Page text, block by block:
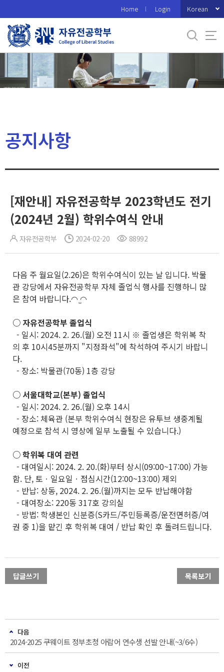
로
메
Home Login Korean
공지사항
[재안내] 자유전공학부 2023학년도 전기
(2024년 2월) 학위수여식 안내
자유전공학부 2024-02-20 88992
다음 주 월요일(2.26)은 학위수여식이 있는 날 입니다. 박물
관 강당에서 자유전공학부 자체 졸업식 행사를 진행하니 많
은 참여 바랍니다.◠ ̫◠
○ 자유전공학부 졸업식
- 일시: 2024. 2. 26.(월) 오전 11시 ※ 졸업생은 학위복 착
의 후 10시45분까지 "지정좌석"에 착석하여 주시기 바랍니
다.
- 장소: 박물관(70동) 1층 강당
○ 서울대학교(본부) 졸업식
- 일시: 2024. 2. 26.(월) 오후 14시
- 장소: 체육관 (본부 학위수여식 현장은 유투브 생중계될
예정으로 참석 시 영상에 일부 노출될 수 있습니다.)
○ 학위복 대여 관련
- 대여일시: 2024. 2. 20.(화)부터 상시(09:00~17:00) 가능
함. 단, 토ㆍ일요일ㆍ점심시간(12:00~13:00) 제외
- 반납: 상동, 2024. 2. 26.(월)까지는 모두 반납해야함
- 대여장소: 220동 317호 강의실
- 방법: 학생본인 신분증(S카드/주민등록증/운전면허증/여
권 중 1)을 맡긴 후 학위복 대여 / 반납 확인 후 돌려드립니다.
답글쓰기 목록보기
다음
2024-2025 쿠웨이트 정부초청 아랍어 연수생 선발 안내(~3/6수)
이전